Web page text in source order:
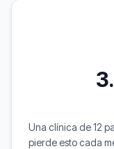
Una clínica de 12
pierde esto cada